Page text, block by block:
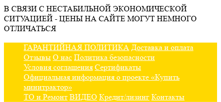
В СВЯЗИ С НЕСТАБИЛЬНОЙ ЭКОНОМИЧЕСКОЙ
СИТУАЦИЕЙ - ЦЕНЫ НА САЙТЕ МОГУТ НЕМНОГО
ОТЛИЧАТЬСЯ
ГАРАНТИЙНАЯ ПОЛИТИКА Доставка и оплата
Отзывы О нас Политика безопасности
Условия соглашения Сертификаты
Официальная информация о проекте «Купить
минитрактор»
ТО и Ремонт ВИДЕО Кредит/лизинг Контакты